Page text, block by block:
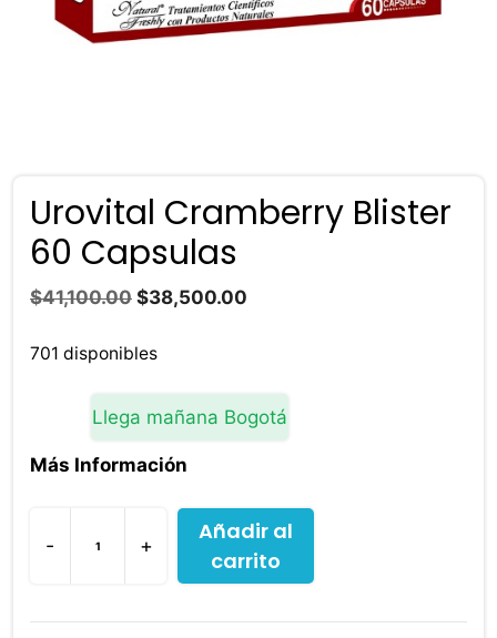
Urovital Cramberry Blister
60 Capsulas
$41,100.00 El
original
$41,100.00.
$38,500.00
$38,500.00.
701 disponibles
Llega mañana Bogotá
Más Información
-
Urovital
Cramberry
Blister
+
Añadir al
carrito